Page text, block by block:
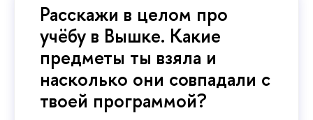
Расскажи в целом про
учёбу в Вышке. Какие
предметы ты взяла и
насколько они совпадали с
твоей программой?